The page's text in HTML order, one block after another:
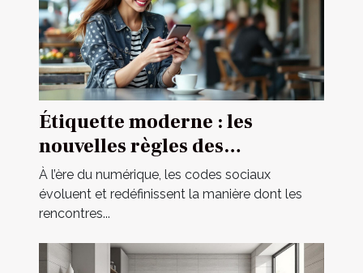
Étiquette moderne : les
nouvelles règles des
rencontres occasionnelles
À l’ère du numérique, les codes sociaux
évoluent et redéfinissent la manière dont les
rencontres...